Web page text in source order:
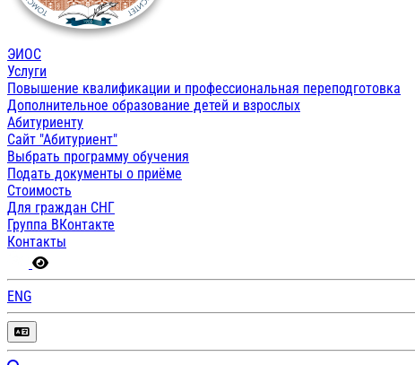
ЭИОС
Услуги
Повышение квалификации и профессиональная переподготовка
Дополнительное образование детей и взрослых
Абитуриенту
Сайт "Абитуриент"
Выбрать программу обучения
Подать документы о приёме
Стоимость
Для граждан СНГ
Группа ВКонтакте
Контакты
ENG